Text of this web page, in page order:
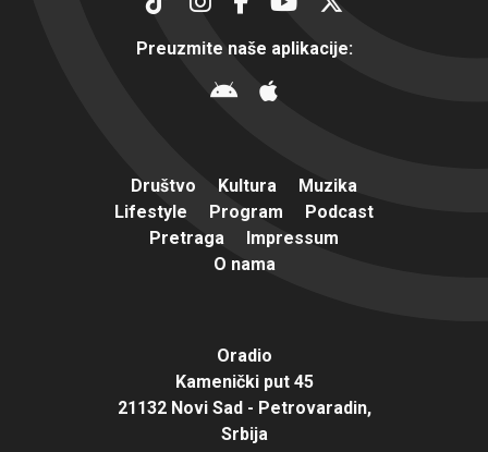
Preuzmite naše aplikacije:
Društvo Kultura
Muzika
Lifestyle
Program
Podcast
Pretraga
Impressum
O nama
Oradio
Kamenički put 45
21132 Novi Sad - Petrovaradin,
Srbija